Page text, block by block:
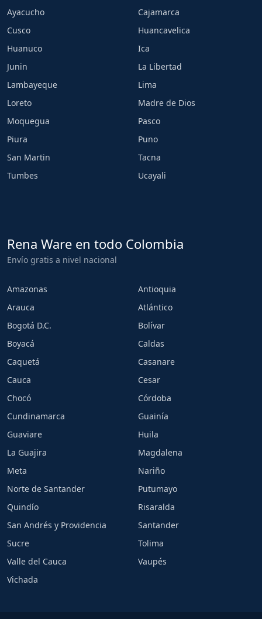
Ayacucho
Cajamarca
Cusco
Huancavelica
Huanuco
Ica
Junin
La Libertad
Lambayeque
Lima
Loreto
Madre de Dios
Moquegua
Pasco
Piura
Puno
San Martin
Tacna
Tumbes
Ucayali
Rena Ware en todo Colombia
Envío gratis a nivel nacional
Amazonas
Antioquia
Arauca
Atlántico
Bogotá D.C.
Bolívar
Boyacá
Caldas
Caquetá
Casanare
Cauca
Cesar
Chocó
Córdoba
Cundinamarca
Guainía
Guaviare
Huila
La Guajira
Magdalena
Meta
Nariño
Norte de Santander
Putumayo
Quindío
Risaralda
San Andrés y Providencia
Santander
Sucre
Tolima
Valle del Cauca
Vaupés
Vichada